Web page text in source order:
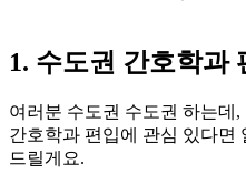
1. 수도권 간호학과
여러분 수도권 수도권 하는데
간호학과 편입에 관심 있다면
드릴게요.